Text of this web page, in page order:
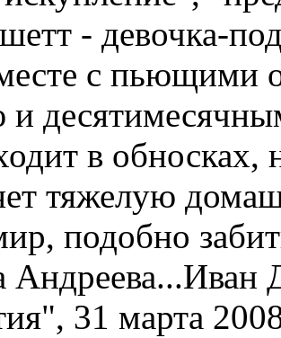
- девочка-
с пьющими
и
в
тяжелую
подобно
31 марта